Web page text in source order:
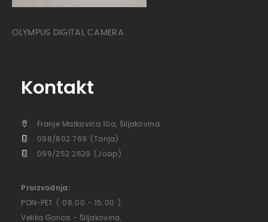
OLYMPUS DIGITAL CAMERA
Kontakt
Franje Matkovića 10a, Šiljakovina
098/802 769 (Tanja)
099/252 2629 (Josip)
Proizvodnja:
PON-PET ( 08:00 - 15:00 )
Velika Gorica - Šiljakovina,